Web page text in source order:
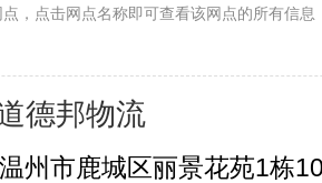
，点击网点名称即可查看该网点的所有信
德邦物流
州市鹿城区丽景花苑1栋